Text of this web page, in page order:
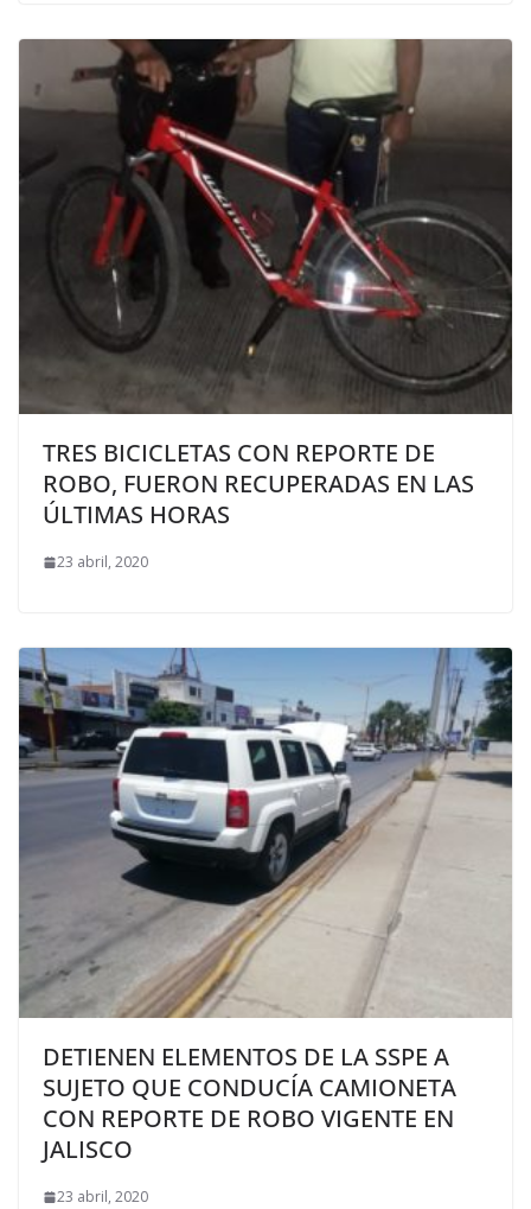
TRES BICICLETAS CON REPORTE DE
ROBO, FUERON RECUPERADAS EN LAS
ÚLTIMAS HORAS
23 abril, 2020
DETIENEN ELEMENTOS DE LA SSPE A
SUJETO QUE CONDUCÍA CAMIONETA
CON REPORTE DE ROBO VIGENTE EN
JALISCO
23 abril, 2020